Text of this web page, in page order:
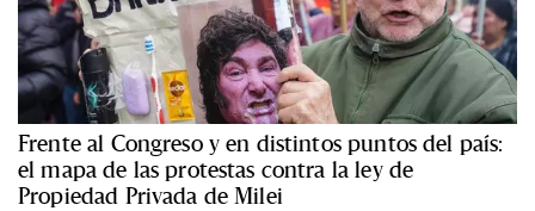
Frente al Congreso y en distintos puntos del país:
el mapa de las protestas contra la ley de
Propiedad Privada de Milei